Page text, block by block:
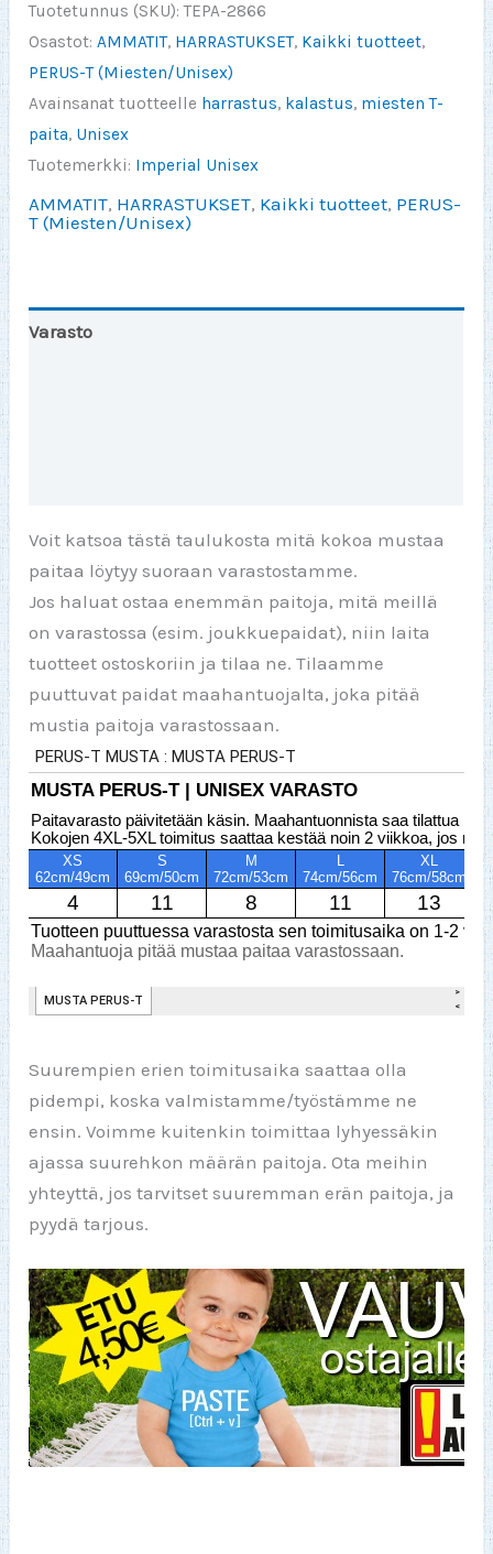
taivaassa
halua
Tuotetunnus (SKU):TEPA-2866
Osastot:AMMATIT, HARRASTUKSET, Kaikki tuotteet,
PERUS-T (Miesten/Unisex)
Avainsanat tuotteelle harrastus, kalastus, miesten T-
paita, Unisex
Tuotemerkki: Imperial Unisex
AMMATIT, HARRASTUKSET, Kaikki tuotteet, PERUS-
T (Miesten/Unisex)
Varasto
Voit katsoa tästä taulukosta mitä kokoa mustaa
paitaa löytyy suoraan varastostamme.
Jos haluat ostaa enemmän paitoja, mitä meillä
on varastossa (esim. joukkuepaidat), niin laita
tuotteet ostoskoriin ja tilaa ne. Tilaamme
puuttuvat paidat maahantuojalta, joka pitää
mustia paitoja varastossaan.
Suurempien erien toimitusaika saattaa olla
pidempi, koska valmistamme/työstämme ne
ensin. Voimme kuitenkin toimittaa lyhyessäkin
ajassa suurehkon määrän paitoja. Ota meihin
yhteyttä, jos tarvitset suuremman erän paitoja, ja
pyydä tarjous.